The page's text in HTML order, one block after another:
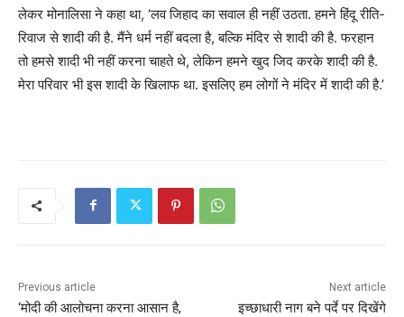
लेकर मोनालिसा ने कहा था, ‘लव जिहाद का सवाल ही नहीं उठता. हमने हिंदू रीति-
रिवाज से शादी की है. मैंने धर्म नहीं बदला है, बल्कि मंदिर से शादी की है. फरहान
तो हमसे शादी भी नहीं करना चाहते थे, लेकिन हमने खुद जिद करके शादी की है.
मेरा परिवार भी इस शादी के खिलाफ था. इसलिए हम लोगों ने मंदिर में शादी की है.’
Previous article
‘मोदी की आलोचना करना आसान है,
Next article
इच्छाधारी नाग बने पर्दे पर दिखेंगे